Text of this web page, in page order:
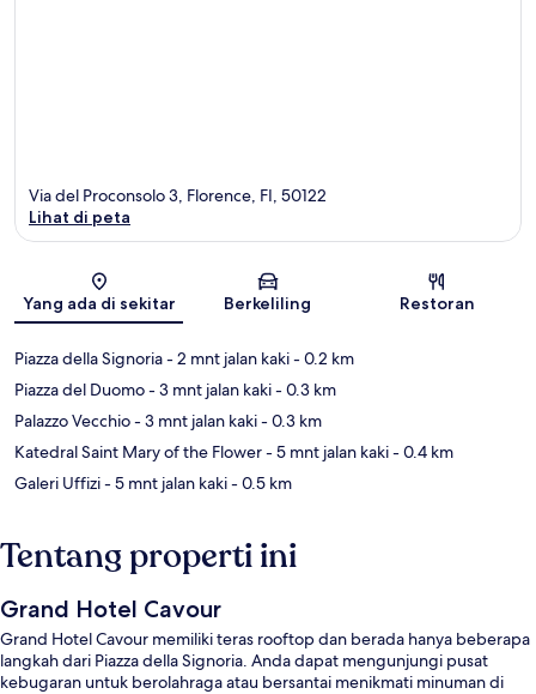
Peta
Via del Proconsolo 3, Florence, FI, 50122
Lihat di peta
Yang ada di sekitar Berkeliling Restoran
Piazza della Signoria- 2 mnt jalan kaki- 0.2 km
Piazza del Duomo- 3 mnt jalan kaki- 0.3 km
Palazzo Vecchio- 3 mnt jalan kaki- 0.3 km
Katedral Saint Mary of the Flower- 5 mnt jalan kaki- 0.4 km
Galeri Uffizi- 5 mnt jalan kaki- 0.5 km
Tentang properti ini
Grand Hotel Cavour
Grand Hotel Cavour memiliki teras rooftop dan berada hanya beberapa
langkah dari Piazza della Signoria. Anda dapat mengunjungi pusat
kebugaran untuk berolahraga atau bersantai menikmati minuman di